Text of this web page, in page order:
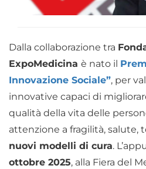
Dalla collaborazione tra
ExpoMedicina è nato il
Innovazione Sociale”, per
innovative capaci di
qualità della vita delle
attenzione a fragilità, salute,
nuovi modelli di cura.
ottobre 2025, alla Fiera del